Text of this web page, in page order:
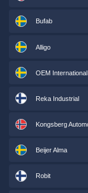
Bufab
Alligo
OEM International
Reka Industrial
Kongsberg
Beijer Alma
Robit